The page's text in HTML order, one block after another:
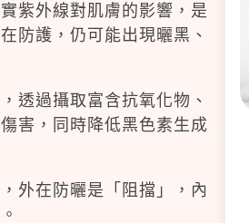
紫外線對肌膚的影響，是
防護，仍可能出現曬黑、
透過攝取富含抗氧化物、
害，同時降低黑色素生成
外在防曬是「阻擋」，內